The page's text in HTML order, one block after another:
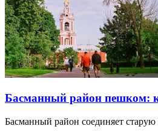
Басманный район пешком:
Басманный район соединяет